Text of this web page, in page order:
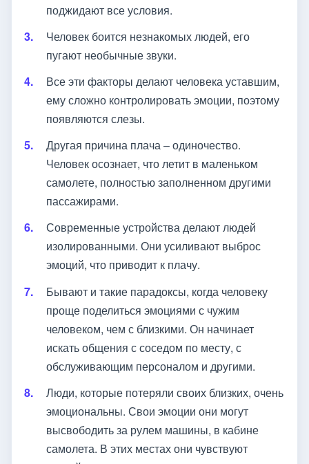
поджидают все условия.
Человек боится незнакомых людей, его
пугают необычные звуки.
Все эти факторы делают человека уставшим,
ему сложно контролировать эмоции, поэтому
появляются слезы.
Другая причина плача – одиночество.
Человек осознает, что летит в маленьком
самолете, полностью заполненном другими
пассажирами.
Современные устройства делают людей
изолированными. Они усиливают выброс
эмоций, что приводит к плачу.
Бывают и такие парадоксы, когда человеку
проще поделиться эмоциями с чужим
человеком, чем с близкими. Он начинает
искать общения с соседом по месту, с
обслуживающим персоналом и другими.
Люди, которые потеряли своих близких, очень
эмоциональны. Свои эмоции они могут
высвободить за рулем машины, в кабине
самолета. В этих местах они чувствуют